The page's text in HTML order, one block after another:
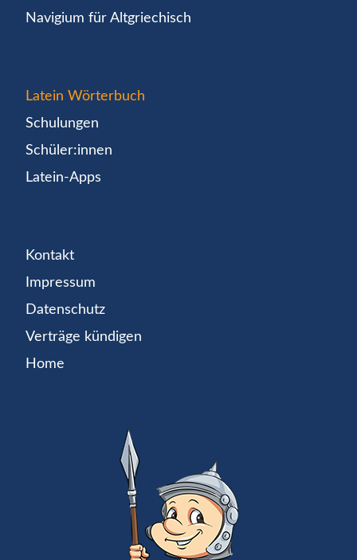
Navigium für Altgriechisch
Latein Wörterbuch
Schulungen
Schüler:innen
Latein-Apps
Kontakt
Impressum
Datenschutz
Verträge kündigen
Home